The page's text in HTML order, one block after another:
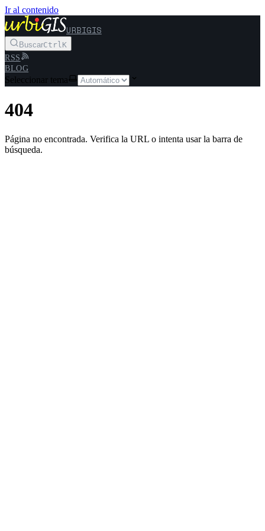
Ir al contenido
URBIGIS
BuscarCtrlK
RSS
BLOG
Seleccionar tema
404
Página no encontrada. Verifica la URL o intenta usar la barra de
búsqueda.